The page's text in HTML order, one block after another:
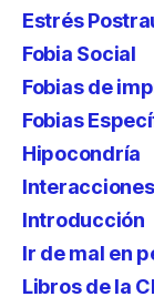
Estrés
Fobia Social
Fobias de
Fobias
Hipocondría
Introducción
Ir de mal en
Libros de la